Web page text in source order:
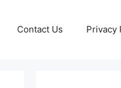
Contact Us Privacy